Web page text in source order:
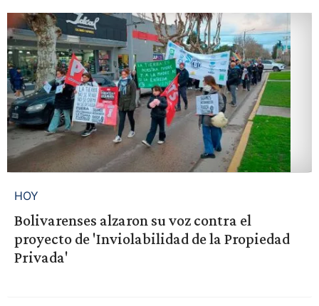
HOY
Bolivarenses alzaron su voz contra el
proyecto de 'Inviolabilidad de la Propiedad
Privada'